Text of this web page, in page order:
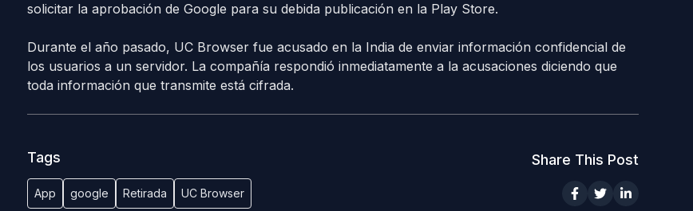
solicitar la aprobación de Google para su debida publicación en la Play Store.
Durante el año pasado, UC Browser fue acusado en la India de enviar información confidencial de
los usuarios a un servidor. La compañía respondió inmediatamente a la acusaciones diciendo que
toda información que transmite está cifrada.
Tags
App google Retirada UC Browser
Share This Post